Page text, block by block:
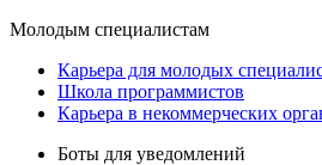
Молодым специалистам
Карьера для молодых
Школа программистов
Карьера в некоммерческих
Боты для уведомлений